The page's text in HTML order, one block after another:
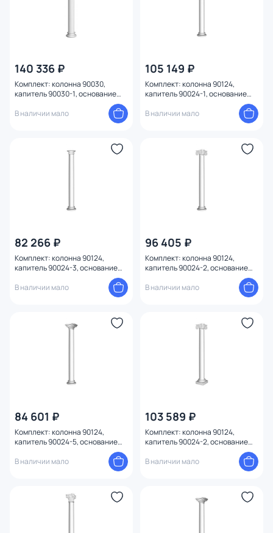
140 336 ₽
Комплект: колонна 90030,
капитель 90030-1, основание
90024-4 Decomaster 90030-SET1
В наличии мало
105 149 ₽
Комплект: колонна 90124,
капитель 90024-1, основание
90024-4 Decomaster 90124-SET1
В наличии мало
82 266 ₽
Комплект: колонна 90124,
капитель 90024-3, основание
90024-4 Decomaster 90124-SET3
В наличии мало
96 405 ₽
Комплект: колонна 90124,
капитель 90024-2, основание
90024-4 Decomaster 90124-SET2
В наличии мало
84 601 ₽
Комплект: колонна 90124,
капитель 90024-5, основание
90024-4 Decomaster 90124-SET4
В наличии мало
103 589 ₽
Комплект: колонна 90124,
капитель 90024-2, основание
90024-6 Decomaster 90124-SET6
В наличии мало